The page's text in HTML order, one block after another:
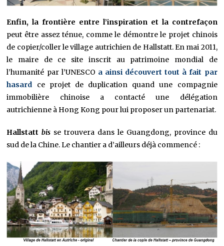
Enfin, la frontière entre l’inspiration et la contrefaçon
peut être assez ténue, comme le démontre le projet chinois
de copier/coller le village autrichien de Hallstatt. En mai 2011,
le maire de ce site inscrit au patrimoine mondial de
l’humanité par l’UNESCO a ainsi découvert tout à fait par
hasard ce projet de duplication quand une compagnie
immobilière chinoise a contacté une délégation
autrichienne à Hong Kong pour lui proposer un partenariat.
Hallstattbis se trouvera dans le Guangdong, province du
sud de la Chine. Le chantier a d’ailleurs déjà commencé :